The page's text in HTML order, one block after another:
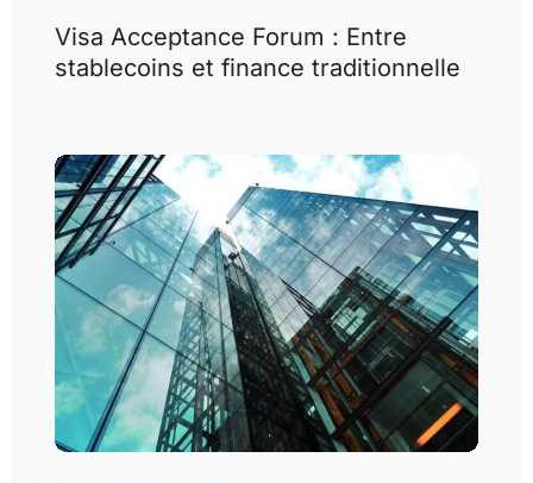
Visa Acceptance Forum : Entre
stablecoins et finance traditionnelle